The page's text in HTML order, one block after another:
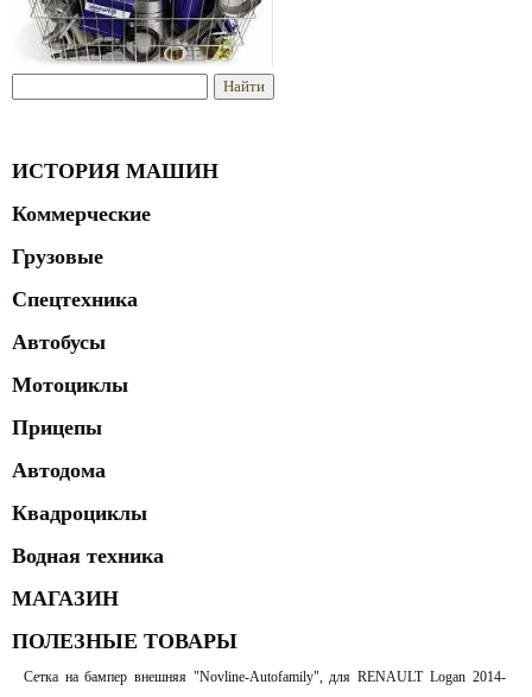
ИСТОРИЯ МАШИН
Коммерческие
Грузовые
Спецтехника
Автобусы
Мотоциклы
Прицепы
Автодома
Квадроциклы
Водная техника
МАГАЗИН
ПОЛЕЗНЫЕ ТОВАРЫ
Сетка на бампер внешняя "Novline-Autofamily", для RENAULT Logan 2014-